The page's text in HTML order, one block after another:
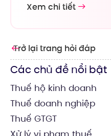
Trở lại trang hỏi đáp
Các chủ đề nổi bật
Thuế hộ kinh doanh
Thuế doanh nghiệp
Thuế GTGT
Xem chi tiết